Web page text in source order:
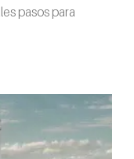
pasos para